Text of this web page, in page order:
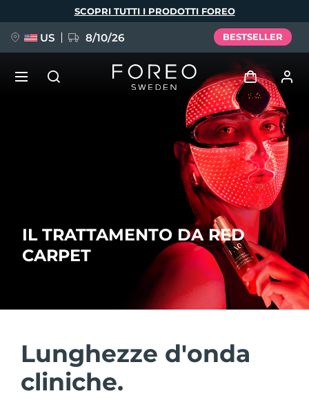
IL TRATTAMENTO DA RED
CARPET
Lunghezze d'onda
cliniche.
SCOPRI TUTTI I PRODOTTI FOREO
US 8/10/26 BESTSELLER
Accedi
Profilo utente
I miei dispositivi
I miei ordini
I miei indirizzi
I miei abbonamenti
FAQ™ Pure Beauty-Tech Elixir
issa™ Teeth Whitening Set
FAQ™ Dual LED Panel
Español
Português
Polski
Svenska
Русский
Türkçe
简体中文 繁體中文
Paese di spedizione
Stati Uniti Consegna stimata
Regno Unito